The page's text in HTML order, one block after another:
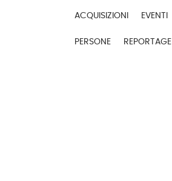
ACQUISIZIONI EVENTI
PERSONE REPORTAGE